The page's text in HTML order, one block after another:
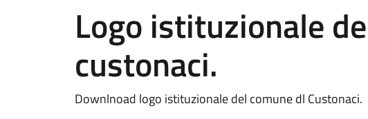
Logo istituzionale
custonaci.
Downlnoad logo istituzionale del comune dl Custonaci.